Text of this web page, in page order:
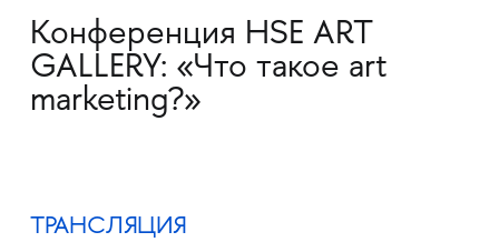
Конференция HSE ART
GALLERY: «Что такое art
marketing?»
ТРАНСЛЯЦИЯ